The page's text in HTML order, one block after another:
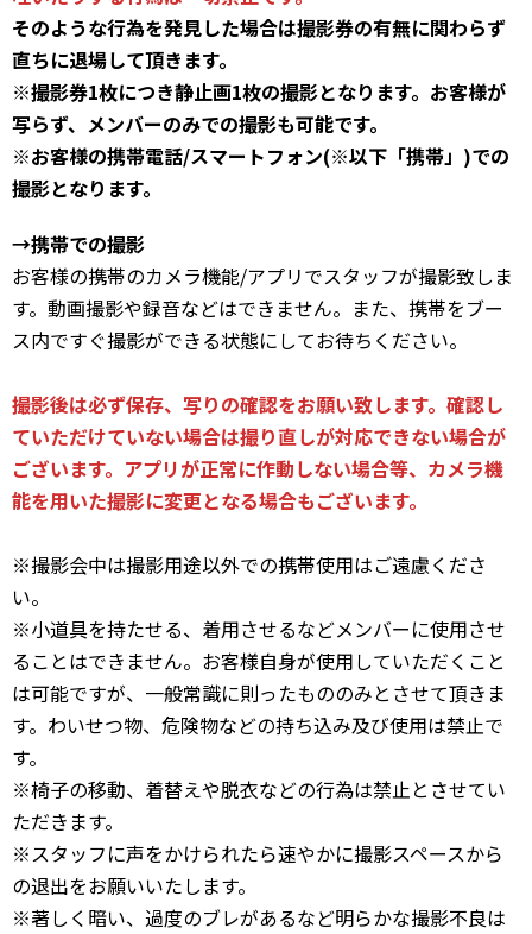
そのような行為を発見した場合は撮影券の有無に関わらず
直ちに退場して頂きます。
※撮影券1枚につき静止画1枚の撮影となります。お客様が
写らず、メンバーのみでの撮影も可能です。
※お客様の携帯電話/スマートフォン(※以下「携帯」)での
撮影となります。
→携帯での撮影
お客様の携帯のカメラ機能/アプリでスタッフが撮影致しま
す。動画撮影や録音などはできません。また、携帯をブー
ス内ですぐ撮影ができる状態にしてお待ちください。
撮影後は必ず保存、写りの確認をお願い致します。確認し
ていただけていない場合は撮り直しが対応できない場合が
ございます。アプリが正常に作動しない場合等、カメラ機
能を用いた撮影に変更となる場合もございます。
※撮影会中は撮影用途以外での携帯使用はご遠慮くださ
い。
※小道具を持たせる、着用させるなどメンバーに使用させ
ることはできません。お客様自身が使用していただくこと
は可能ですが、一般常識に則ったもののみとさせて頂きま
す。わいせつ物、危険物などの持ち込み及び使用は禁止で
す。
※椅子の移動、着替えや脱衣などの行為は禁止とさせてい
ただきます。
※スタッフに声をかけられたら速やかに撮影スペースから
の退出をお願いいたします。
※著しく暗い、過度のブレがあるなど明らかな撮影不良は